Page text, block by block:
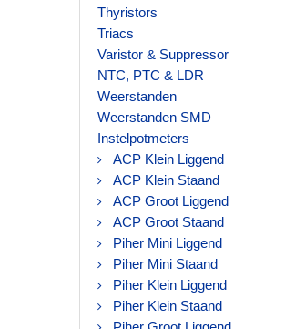
Thyristors
Triacs
Varistor & Suppressor
NTC, PTC & LDR
Weerstanden
Weerstanden SMD
Instelpotmeters
ACP Klein Liggend
ACP Klein Staand
ACP Groot Liggend
ACP Groot Staand
Piher Mini Liggend
Piher Mini Staand
Piher Klein Liggend
Piher Klein Staand